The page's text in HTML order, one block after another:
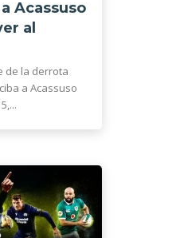
Acassuso
al
de la derrota
a Acassuso